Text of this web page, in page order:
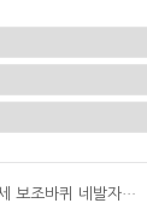
랭글러블랙16인치 도쿄나인 어린이자전거 5세6세7세 보조바퀴 네발자전거